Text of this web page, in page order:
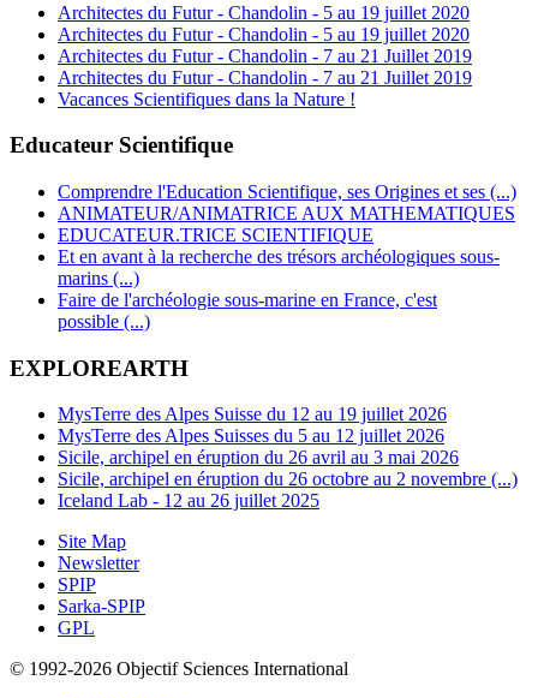
Architectes du Futur - Chandolin - 5 au 19 juillet 2020
Architectes du Futur - Chandolin - 5 au 19 juillet 2020
Architectes du Futur - Chandolin - 7 au 21 Juillet 2019
Architectes du Futur - Chandolin - 7 au 21 Juillet 2019
Vacances Scientifiques dans la Nature !
Educateur Scientifique
Comprendre l'Education Scientifique, ses Origines et ses (...)
ANIMATEUR/ANIMATRICE AUX MATHEMATIQUES
EDUCATEUR.TRICE SCIENTIFIQUE
Et en avant à la recherche des trésors archéologiques sous-
marins (...)
Faire de l'archéologie sous-marine en France, c'est
possible (...)
EXPLOREARTH
MysTerre des Alpes Suisse du 12 au 19 juillet 2026
MysTerre des Alpes Suisses du 5 au 12 juillet 2026
Sicile, archipel en éruption du 26 avril au 3 mai 2026
Sicile, archipel en éruption du 26 octobre au 2 novembre (...)
Iceland Lab - 12 au 26 juillet 2025
Site Map
Newsletter
SPIP
Sarka-SPIP
GPL
© 1992-2026 Objectif Sciences International